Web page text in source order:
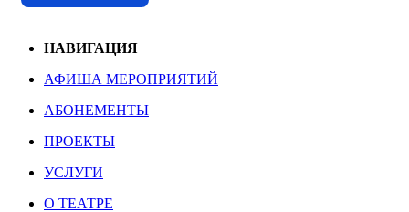
НАВИГАЦИЯ
АФИША МЕРОПРИЯТИЙ
АБОНЕМЕНТЫ
ПРОЕКТЫ
УСЛУГИ
О ТЕАТРЕ